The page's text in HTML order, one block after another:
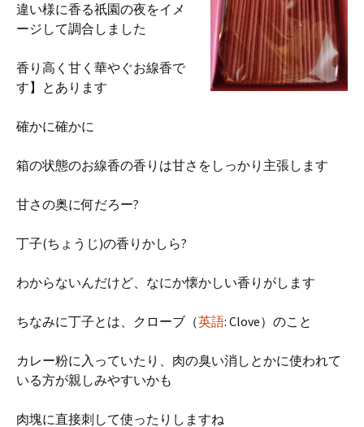
違い様に香る祇園の夜をイメ
ージして調合しました
香り高く甘く華やぐお線香で
す】とあります
確かに確かに
箱の状態のお線香の香りは甘さをしっかり主張します
甘さの奥に何だろー?
丁子(ちょうじ)の香りかしら?
わからないんだけど、なにか懐かしい香りがします
ちなみに丁子とは、クローブ（英語: Clove）のこと
カレー粉に入っていたり、肉の臭い消しとかに使われて
いる方が親しみやすいかも
肉塊に直接刺して使ったりしますね